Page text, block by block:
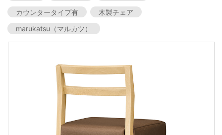
カウンタータイプ有
木製チェア
marukatsu（マルカツ）